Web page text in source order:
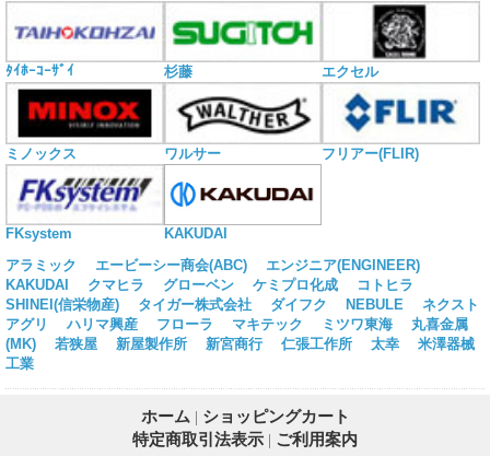
ﾀｲﾎｰｺｰｻﾞｲ 杉藤 エクセル
ミノックス ワルサー フリアー(FLIR)
FKsystem
KAKUDAI
アラミック
エービーシー商会(ABC)
エンジニア(ENGINEER)
KAKUDAI
クマヒラ グローベン ケミプロ化成
コトヒラ
SHINEI(信栄物産)
タイガー株式会社 ダイフク NEBULE
ネクスト
アグリ
ハリマ興産 フローラ マキテック ミツワ東海
丸喜金属
(MK)
若狭屋 新屋製作所 新宮商行 仁張工作所 太幸
米澤器械
工業
ホーム | ショッピングカート
特定商取引法表示 | ご利用案内